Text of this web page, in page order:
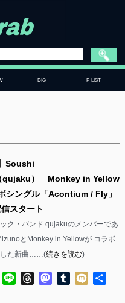
DIG P-LIST
Soushi
qujaku） Monkey in Yellow
シングル「Acontium / Fly」
スタート
ク・バンド qujakuのメンバーであ
とMonkey in Yellowが コラボ
した新曲……(続きを読む)
TwitterLine ThreadsMastodon
Tumblr
Mixi